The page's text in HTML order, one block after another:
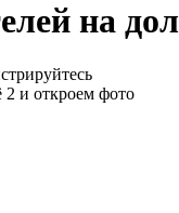
на
и откроем фото